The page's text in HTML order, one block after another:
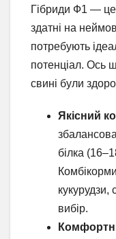
Гібриди Ф1 — це
здатні на
потребують
потенціал. Ось
свині були
Якісний
білка
вибір.